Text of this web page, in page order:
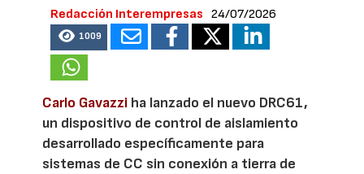
Redacción Interempresas 24/07/2026
1009
Carlo Gavazzi ha lanzado el nuevo DRC61,
un dispositivo de control de aislamiento
desarrollado específicamente para
sistemas de CC sin conexión a tierra de